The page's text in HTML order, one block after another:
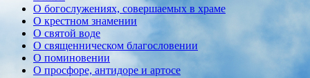
О богослужениях, совершаемых в храме
О крестном знамении
О святой воде
О священническом благословении
О поминовении
О просфоре, антидоре и артосе